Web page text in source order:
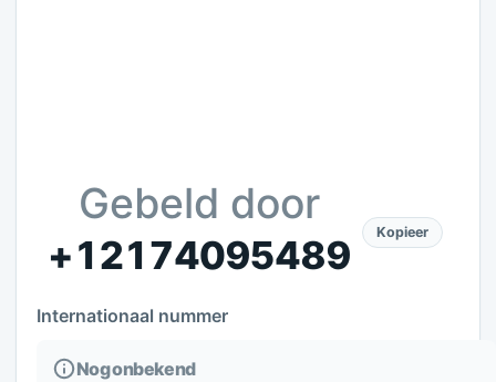
Gebeld door
+12174095489
Kopieer
Internationaal nummer
Nog onbekend